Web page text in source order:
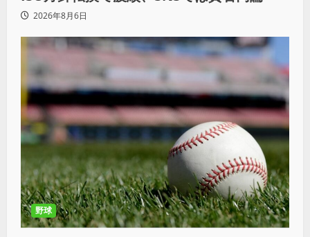
2026年8月6日
野球